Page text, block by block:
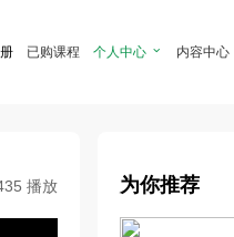
已购课程 个人中心  内容中心
播放 为你推荐